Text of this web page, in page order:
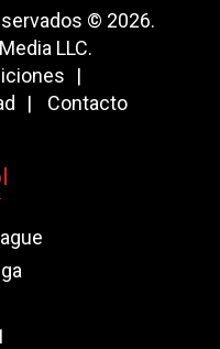
© 2026.
LLC.
Contacto